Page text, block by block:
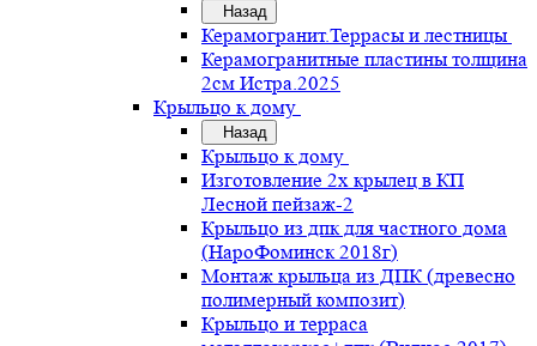
Назад
Керамогранит.Террасы и лестницы
Керамогранитные пластины толщина
2см Истра.2025
Крыльцо к дому
Назад
Крыльцо к дому
Изготовление 2х крылец в КП
Лесной пейзаж-2
Крыльцо из дпк для частного дома
(НароФоминск 2018г)
Монтаж крыльца из ДПК (древесно
полимерный композит)
Крыльцо и терраса